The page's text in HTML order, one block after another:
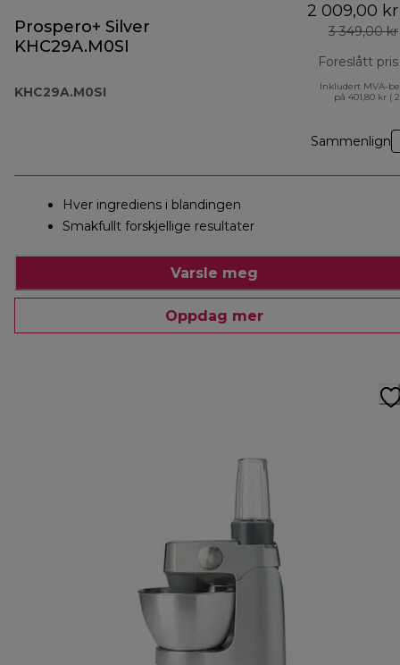
Prospero+ Silver
KHC29A.M0SI
KHC29A.M0SI
2 009,00 kr
3 349,00 kr
Foreslått pris
Inkludert MVA-
på 401,80 kr (
Sammenlign
Hver ingrediens i blandingen
Smakfullt forskjellige resultater
Varsle meg
Oppdag mer